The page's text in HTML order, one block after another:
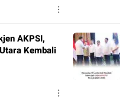
AKPSI,
Kembali